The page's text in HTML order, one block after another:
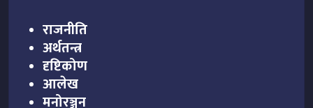
राजनीति
अर्थतन्त्र
दृष्टिकोण
आलेख
मनोरञ्जन